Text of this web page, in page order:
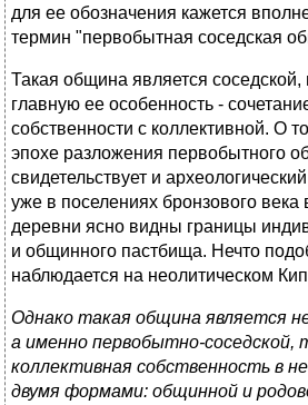
для ее обозначения кажется
термин "первобытная соседская
Такая община является соседской,
главную ее особенность -
собственности с коллективной. О
эпохе разложения первобытного
свидетельствует и
уже в поселениях бронзового века
деревни ясно видны границы
и общинного пастбища. Нечто
наблюдается на неолитическом
Однако такая община является
а именно первобытно-соседской,
коллективная собственность в
двумя формами: общинной и